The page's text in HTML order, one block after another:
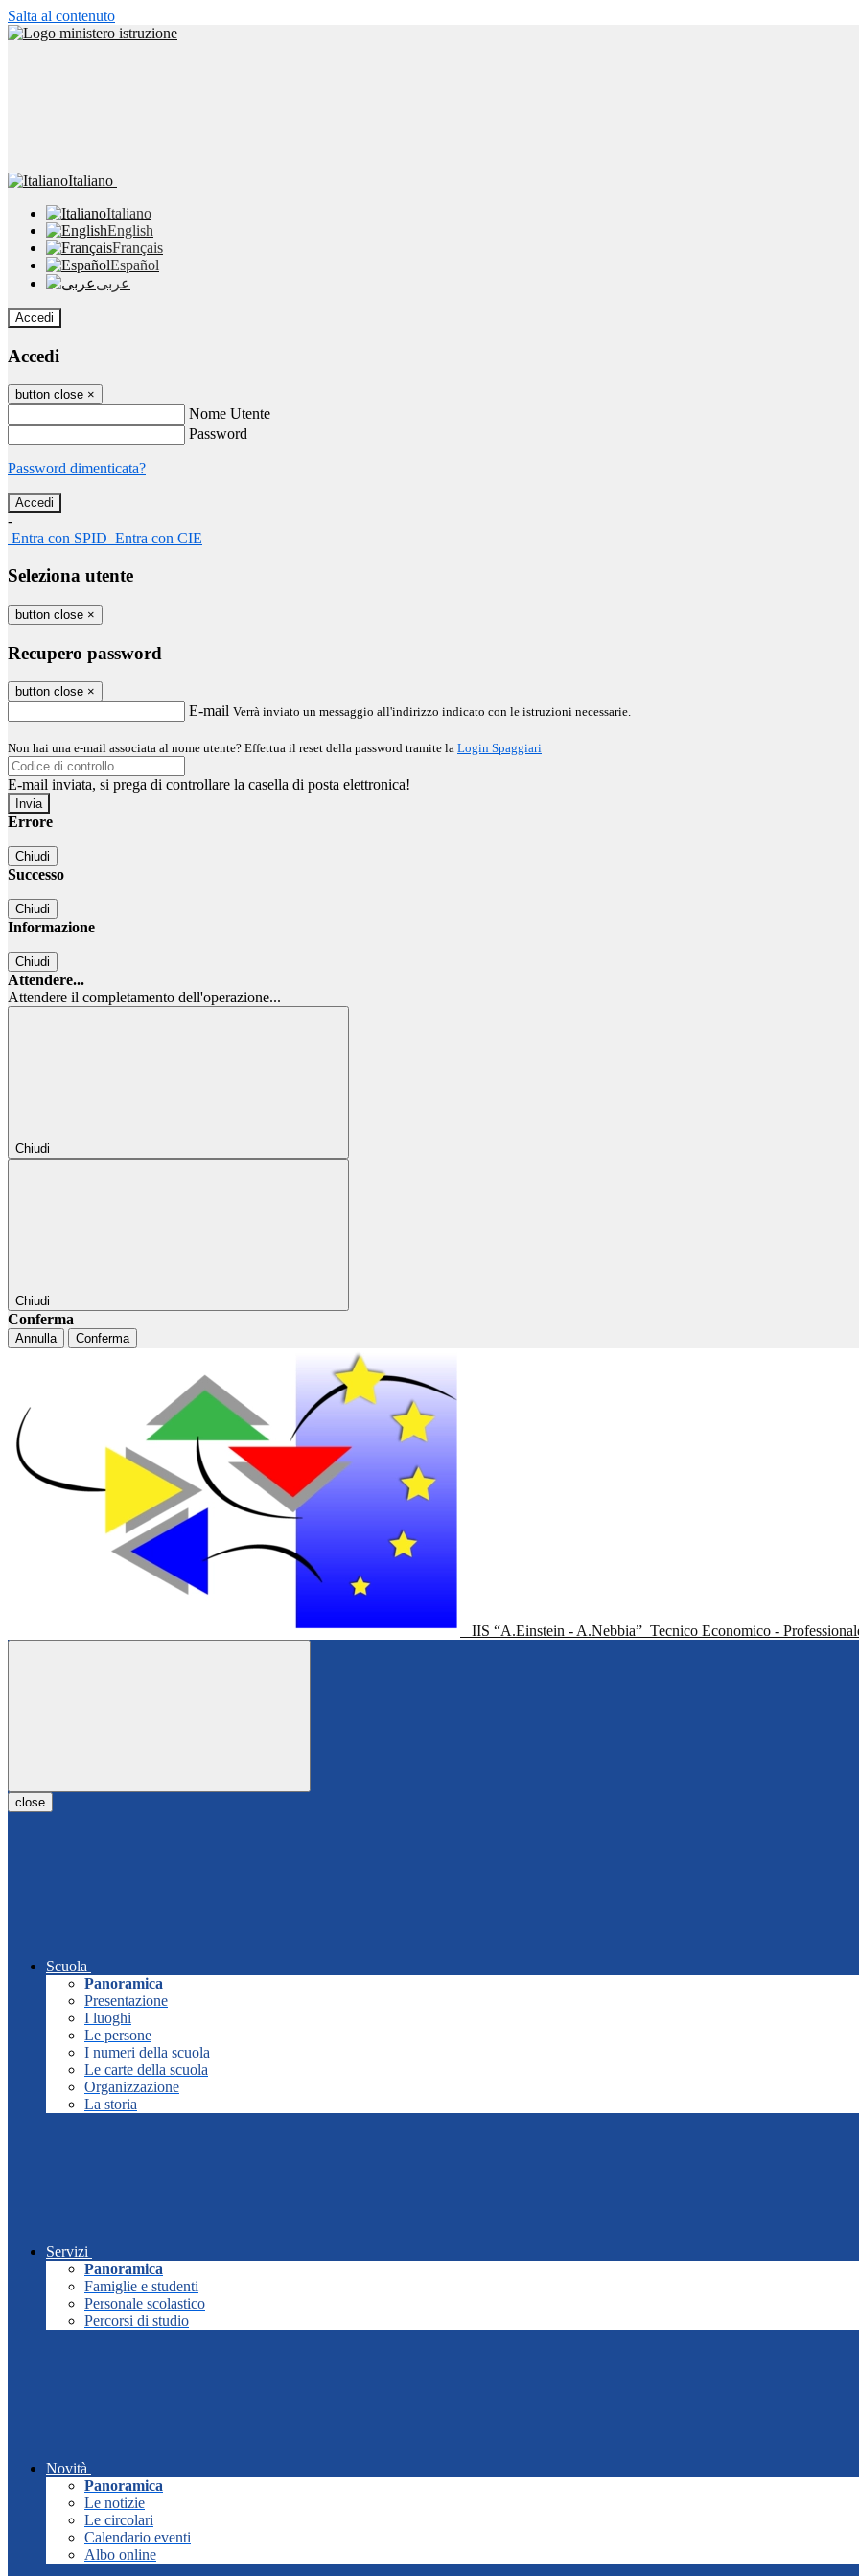
Salta al contenuto
Italiano
Italiano
English
Français
Español
عربى
Accedi
Accedi
button close ×
Nome Utente
Password
Password dimenticata?
-
Entra con SPID Entra con CIE
Seleziona utente
button close ×
Recupero password
button close ×
E-mail Verrà inviato un messaggio all'indirizzo indicato con le istruzioni necessarie.
Non hai una e-mail associata al nome utente? Effettua il reset della password tramite la Login Spaggiari
E-mail inviata, si prega di controllare la casella di posta elettronica!
Errore
Chiudi
Successo
Chiudi
Informazione
Chiudi
Attendere...
Attendere il completamento dell'operazione...
Chiudi
Chiudi
Conferma
Annulla Conferma
IIS “A.Einstein - A.Nebbia” Tecnico Economico -
close
Scuola
Panoramica
Presentazione
I luoghi
Le persone
I numeri della scuola
Le carte della scuola
Organizzazione
La storia
Servizi
Panoramica
Famiglie e studenti
Personale scolastico
Percorsi di studio
Novità
Panoramica
Le notizie
Le circolari
Calendario eventi
Albo online